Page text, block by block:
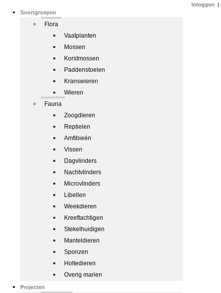
Soortgroepen
Flora
Vaatplanten
Mossen
Korstmossen
Paddenstoelen
Kranswieren
Wieren
Fauna
Zoogdieren
Reptielen
Amfibieën
Vissen
Dagvlinders
Nachtvlinders
Microvlinders
Libellen
Weekdieren
Kreeftachtigen
Stekelhuidigen
Manteldieren
Sponzen
Holtedieren
Overig marien
Projecten
Inloggen |